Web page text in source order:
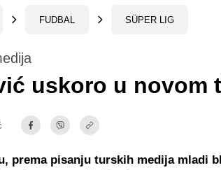
FUDBAL SÜPER LIG
uskoro u novom
prema pisanju turskih medija mladi